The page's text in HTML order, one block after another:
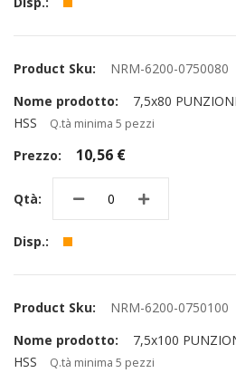
NRM-6200-0750080
7,5x80
HSS
Q.tà minima 5 pezzi
10,56 €
NRM-6200-0750100
7,5x100
HSS
Q.tà minima 5 pezzi